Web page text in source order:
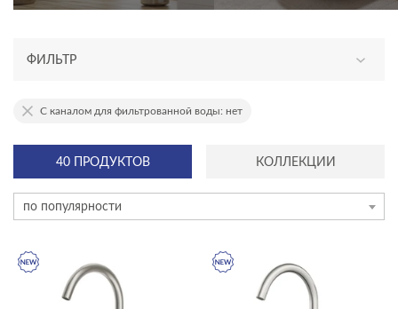
ФИЛЬТР
АССОРТИМЕНТ
эксклюзив
КАТЕГОРИЯ
смесители
40 ПРОДУКТОВ КОЛЛЕКЦИИ
по популярности
С каналом для фильтрованной воды: нет